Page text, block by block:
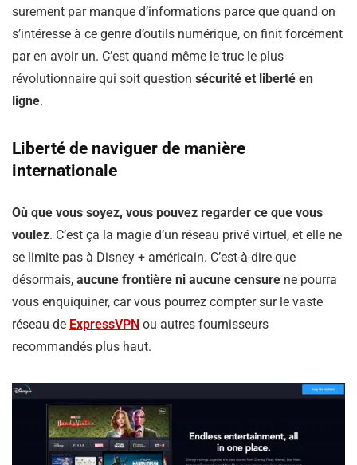
surement par manque d’informations parce que quand on
s’intéresse à ce genre d’outils numérique, on finit forcément
par en avoir un. C’est quand même le truc le plus
révolutionnaire qui soit question sécurité et liberté en
ligne.
Liberté de naviguer de manière
internationale
Où que vous soyez, vous pouvez regarder ce que vous
voulez. C’est ça la magie d’un réseau privé virtuel, et elle ne
se limite pas à Disney + américain. C’est-à-dire que
désormais, aucune frontière ni aucune censure ne pourra
vous enquiquiner, car vous pourrez compter sur le vaste
réseau de ExpressVPN ou autres fournisseurs
recommandés plus haut.